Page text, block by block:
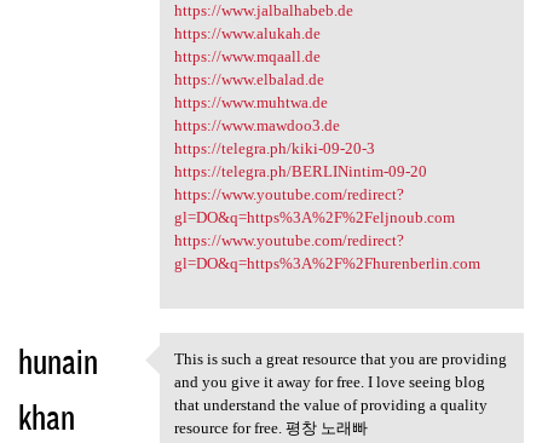
https://www.jalbalhabeb.de
https://www.alukah.de
https://www.mqaall.de
https://www.elbalad.de
https://www.muhtwa.de
https://www.mawdoo3.de
https://telegra.ph/kiki-09-20-3
https://telegra.ph/BERLINintim-09-20
https://www.youtube.com/redirect?
gl=DO&q=https%3A%2F%2Feljnoub.com
https://www.youtube.com/redirect?
gl=DO&q=https%3A%2F%2Fhurenberlin.com
hunain
khan
This is such a great resource
This is such a great resource that you are providing
and you give it away for free. I love seeing blog
that understand the value of providing a quality
resource for free. 평창 노래빠